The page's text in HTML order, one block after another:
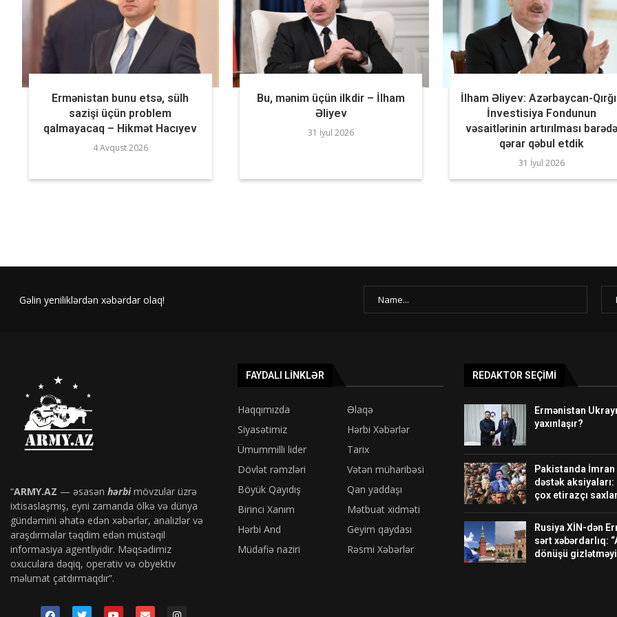
Ermənistan bunu etsə, sülh
sazişi üçün problem
qalmayacaq – Hikmət Hacıyev
4 Avqust 2026
Bu, mənim üçün ilkdir – İlham
Əliyev
31 İyul 2026
İlham Əliyev: Azərbaycan-
İnvestisiya Fondunun
vəsaitlərinin artırılması barədə
qərar qəbul etdik
31 İyul 2026
Gəlin yeniliklərdən xəbərdar olaq!
“ARMY.AZ — əsasən hərbimövzular üzrə
ixtisaslaşmış, eyni zamanda ölkə və dünya
gündəmini əhatə edən xəbərlər, analizlər və
araşdırmalar təqdim edən müstəqil
informasiya agentliyidir. Məqsədimiz
oxuculara dəqiq, operativ və obyektiv
məlumat çatdırmaqdır”.
FAYDALI LINKLƏR
Haqqımızda
Əlaqə
Siyasətimiz
Hərbi Xəbərlər
Ümummilli lider
Tarix
Dövlət rəmzləri
Vətən müharibəsi
Böyük Qayıdış
Qan yaddaşı
Birinci Xanım
Mətbuat xidməti
Hərbi And
Geyim qaydası
Müdafiə naziri
Rəsmi Xəbərlər
REDAKTOR SEÇIMI
Ermənistan
yaxınlaşır?
Pakistanda İmran
dəstək aksiyaları:
çox etirazçı
Rusiya XİN-dən
sərt xəbərdarlıq:
dönüşü